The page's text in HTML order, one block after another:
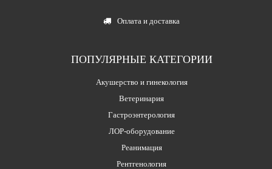
Оплата и доставка
ПОПУЛЯРНЫЕ КАТЕГОРИИ
Акушерство и гинекология
Ветеринария
Гастроэнтерология
ЛОР-оборудование
Реанимация
Рентгенология